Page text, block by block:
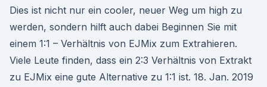
Dies ist nicht nur ein cooler, neuer Weg um high zu
werden, sondern hilft auch dabei Beginnen Sie mit
einem 1:1 – Verhältnis von EJMix zum Extrahieren.
Viele Leute finden, dass ein 2:3 Verhältnis von Extrakt
zu EJMix eine gute Alternative zu 1:1 ist. 18. Jan. 2019